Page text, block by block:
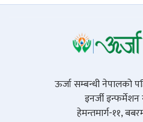
ऊर्जा सम्बन्धी नेपालको
इनर्जी इन्फर्मेशन
हेमन्तमार्ग-११,